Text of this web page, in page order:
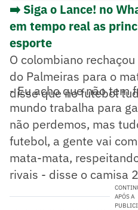
➡️ Siga o Lance! no
em tempo real as
esporte
O colombiano
do Palmeiras para o
disse que no futebol
- Eu acho que não tem
mundo trabalha para
não perdemos, mas
futebol, a gente vai
mata-mata,
rivais - disse o camisa
APÓS A